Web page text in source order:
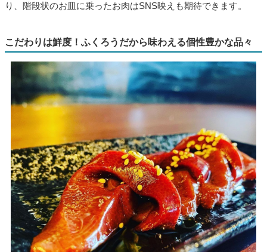
り、階段状のお皿に乗ったお肉はSNS映えも期待できます。
こだわりは鮮度！ふくろうだから味わえる個性豊かな品々